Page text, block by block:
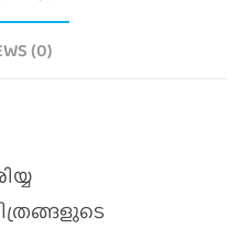
(0)